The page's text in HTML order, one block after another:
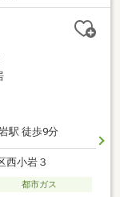
ートディスカ南
：徒歩7分
徒歩10分
駅 徒歩9分
西小岩３
都市ガス